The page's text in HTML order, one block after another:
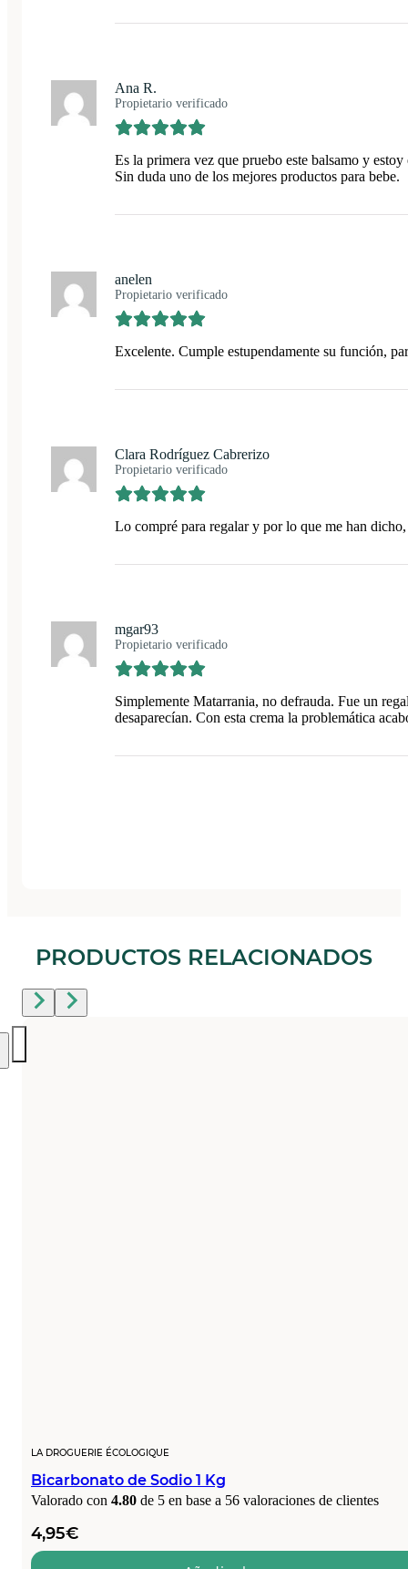
Ana R.
Propietario verificado
Es la primera vez que pruebo este balsamo y
Sin duda uno de los mejores productos para bebe.
anelen
Propietario verificado
Excelente. Cumple estupendamente su función,
Clara Rodríguez Cabrerizo
Propietario verificado
Lo compré para regalar y por lo que me han dicho,
mgar93
Propietario verificado
Simplemente Matarrania, no defrauda. Fue un
desaparecían. Con esta crema la problemática
PRODUCTOS RELACIONADOS
LA DROGUERIE ÉCOLOGIQUE
Bicarbonato de Sodio 1 Kg
Valorado con 4.80 de 5 en base a 56 valoraciones de clientes
4,95€